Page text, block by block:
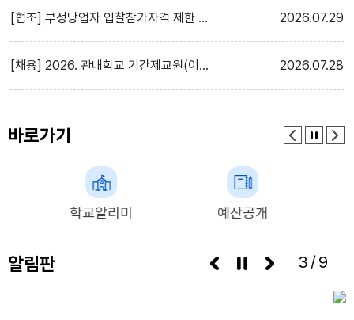
[협조] 부정당업자 입찰참가자격 제한 처분 사전통지(청문실시통지) 공시송달 공고 게시 2026 07.29
[채용] 2026. 관내학교 기간제교원(이평초, 북면초병설) 채용 공고 2026 07.28
바로가기
예산공개 관내학교현황
알림판 3/9